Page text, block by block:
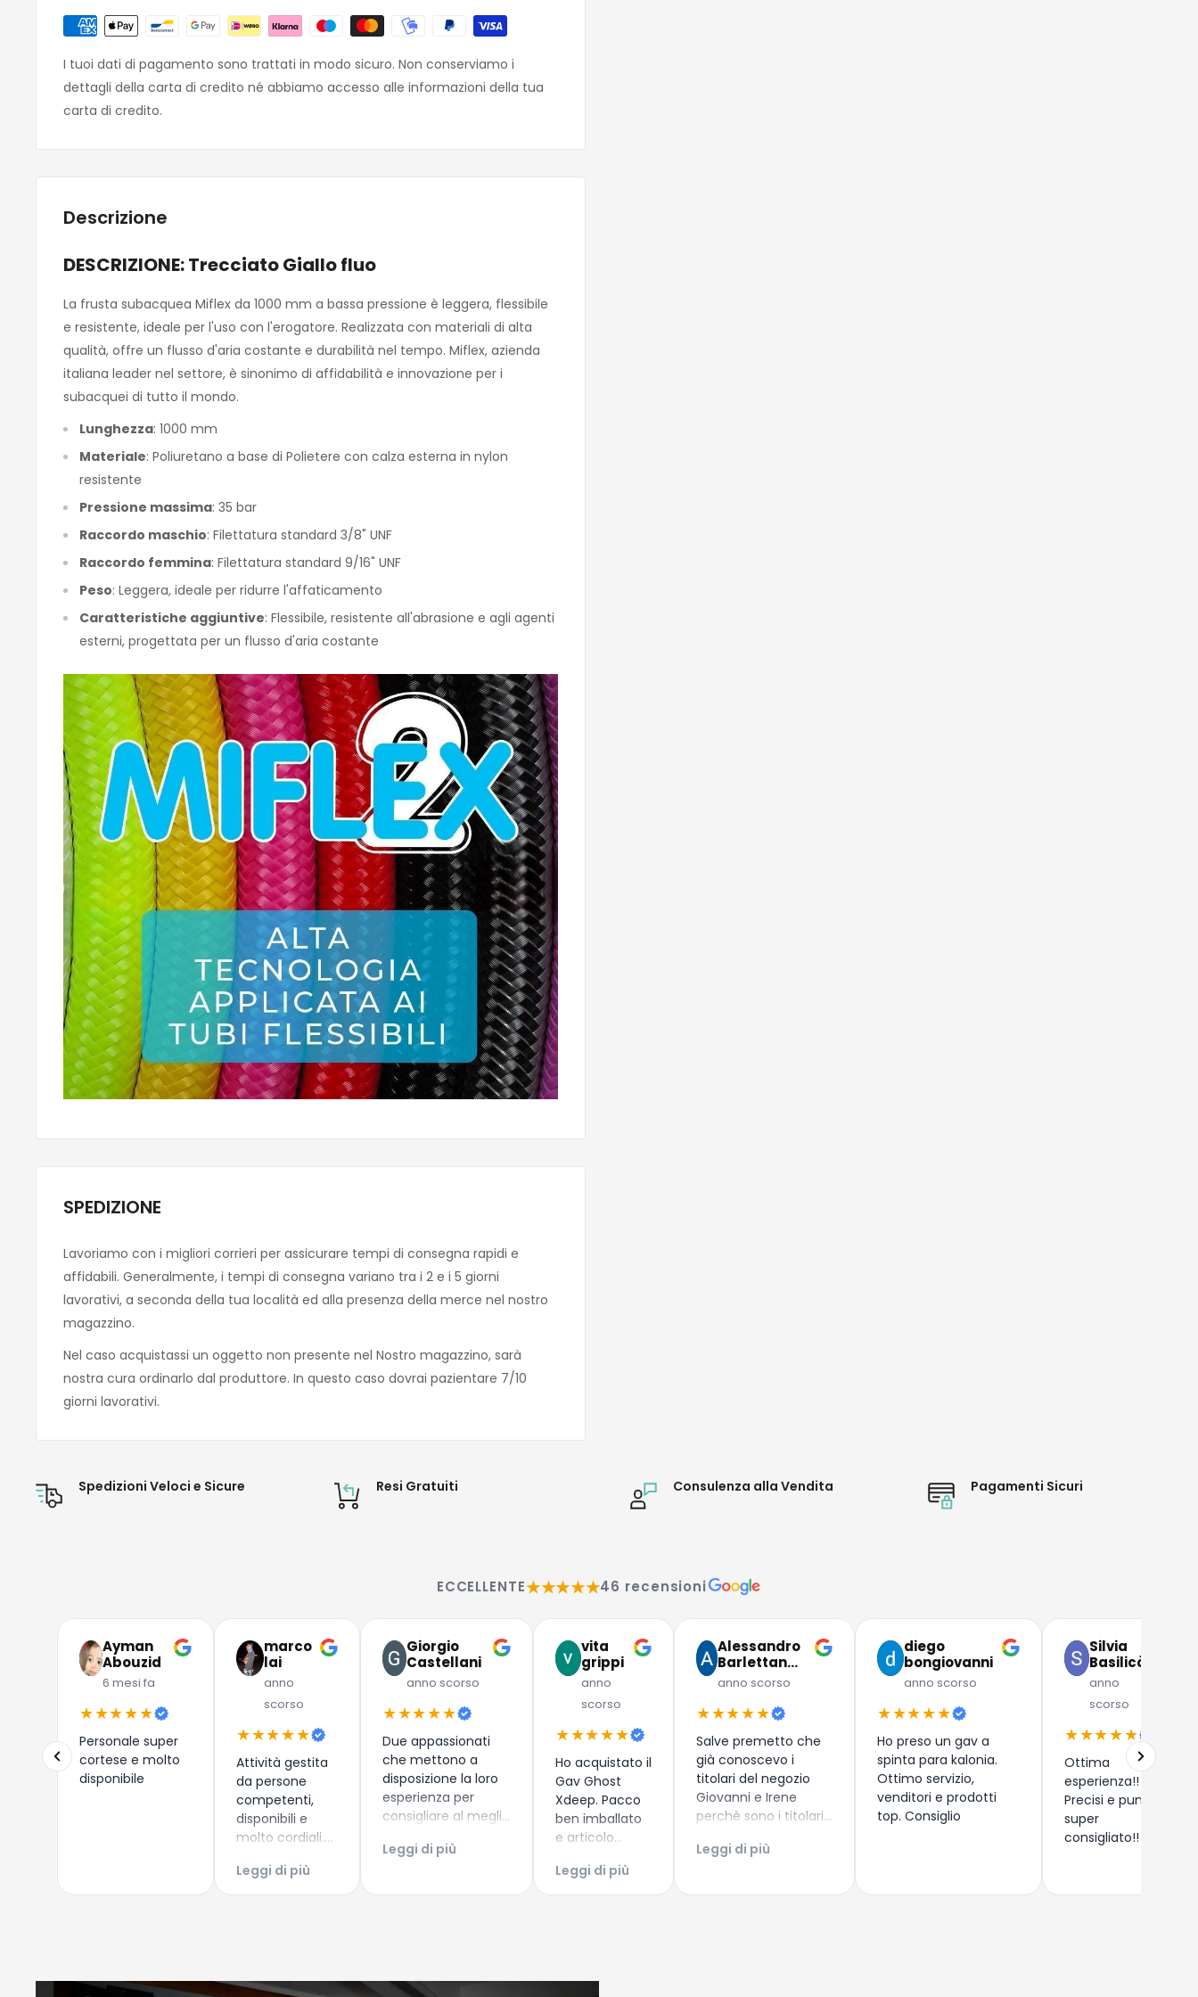
I tuoi dati di pagamento sono trattati in modo sicuro. Non conserviamo i
dettagli della carta di credito né abbiamo accesso alle informazioni della tua
carta di credito.
Descrizione
DESCRIZIONE: Trecciato Giallo fluo
La frusta subacquea Miflex da 1000 mm a bassa pressione è leggera, flessibile
e resistente, ideale per l'uso con l'erogatore. Realizzata con materiali di alta
qualità, offre un flusso d'aria costante e durabilità nel tempo. Miflex, azienda
italiana leader nel settore, è sinonimo di affidabilità e innovazione per i
subacquei di tutto il mondo.
Lunghezza: 1000 mm
Materiale: Poliuretano a base di Polietere con calza esterna in nylon
resistente
Pressione massima: 35 bar
Raccordo maschio: Filettatura standard 3/8" UNF
Raccordo femmina: Filettatura standard 9/16" UNF
Peso: Leggera, ideale per ridurre l'affaticamento
Caratteristiche aggiuntive: Flessibile, resistente all'abrasione e agli agenti
esterni, progettata per un flusso d'aria costante
SPEDIZIONE
Lavoriamo con i migliori corrieri per assicurare tempi di consegna rapidi e
affidabili. Generalmente, i tempi di consegna variano tra i 2 e i 5 giorni
lavorativi, a seconda della tua località ed alla presenza della merce nel nostro
magazzino.
Nel caso acquistassi un oggetto non presente nel Nostro magazzino, sarà
nostra cura ordinarlo dal produttore. In questo caso dovrai pazientare 7/10
giorni lavorativi.
Spedizioni Veloci e Sicure Resi Gratuiti Consulenza alla Vendita Pagamenti Sicuri
ECCELLENTE★★★★★46 recensioni
Ayman
Abouzid
6 mesi fa
★★★★★
Personale super
cortese e molto
disponibile
marco
lai
anno
scorso
★★★★★
Attività gestita
da persone
competenti,
disponibili e
molto cordiali.
competitivi,
articoli di
perfetti!!!
Leggi di più
Giorgio
Castellani
anno scorso
★★★★★
Due appassionati
che mettono a
disposizione la loro
esperienza per
consigliare al meglio
come i più esperti!
acquisto top!
Leggi di più
vita
grippi
anno
scorso
★★★★★
Ho acquistato il
Gav Ghost
Xdeep. Pacco
ben imballato
e articolo
secondo i
tempi di
Leggi di più
Alessandro
Barlettan…
anno scorso
★★★★★
Salve premetto che
già conoscevo i
titolari del negozio
Giovanni e Irene
perchè sono i titolari
Discovery Diving ) di
, dove già avevo
Leggi di più
diego
bongiovanni
anno scorso
★★★★★
Ho preso un gav a
spinta para kalonia.
Ottimo servizio,
venditori e prodotti
top. Consiglio
Silvia
Basilicò
anno
scorso
★★★★★
Ottima
esperienza!!
Precisi e puntuali,
super
consigliato!!